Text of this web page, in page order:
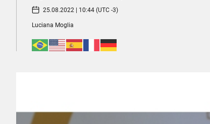
25.08.2022 | 10:44 (UTC -3)
Luciana Moglia